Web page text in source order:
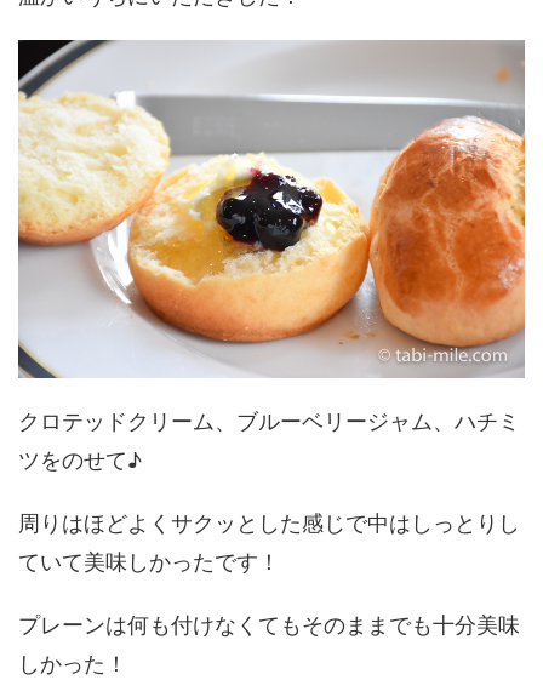
クロテッドクリーム、ブルーベリージャム、ハチミ
ツをのせて♪
周りはほどよくサクッとした感じで中はしっとりし
ていて美味しかったです！
プレーンは何も付けなくてもそのままでも十分美味
しかった！